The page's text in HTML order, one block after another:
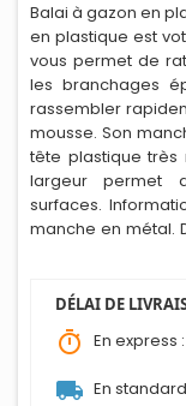
Balai à gazon en
en plastique est
vous permet de
les branchages
rassembler
mousse. Son
tête plastique très
largeur permet
surfaces.
manche en métal.
DÉLAI DE
timer En express
local_shipping En